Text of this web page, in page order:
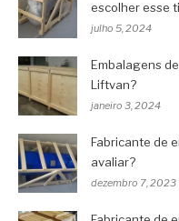
escolher esse
julho 5, 2024
Embalagens
Liftvan?
janeiro 3, 2024
Fabricante de
avaliar?
dezembro 7, 2023